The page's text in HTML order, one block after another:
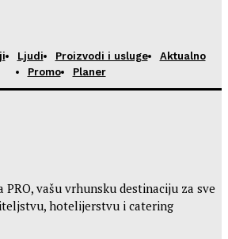
Ljudi Proizvodi i usluge
Aktualno
Promo
Planer
PRO, vašu vrhunsku destinaciju za sve
hotelijerstvu i catering